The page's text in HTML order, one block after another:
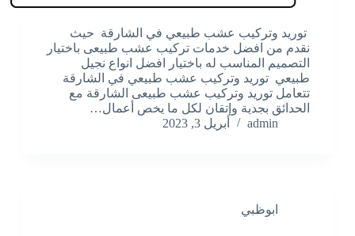
توريد وتركيب عشب طبيعي في الشارقة حيث
نقدم من افضل خدمات تركيب عشب طبيعى باختيار
التصميم المناسب له باختيار افضل انواع نجيل
طبيعي توريد وتركيب عشب طبيعي في الشارقة
تتعامل توريد وتركيب عشب طبيعى الشارقة مع
الحدائق بجدية وإتقان لكل ما يخص أعمال…
admin
أبريل 3, 2023
ابوظبي